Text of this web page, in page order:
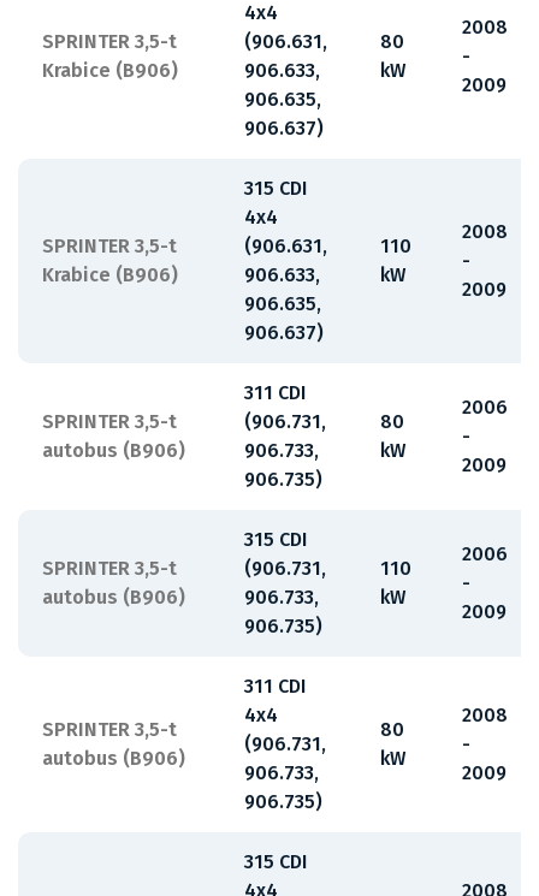
SPRINTER 3,5-t
Krabice (B906)
4x4
(906.631,
906.633,
906.635,
906.637)
80
kW
2008
-
2009
SPRINTER 3,5-t
Krabice (B906)
315 CDI
4x4
(906.631,
906.633,
906.635,
906.637)
110
kW
2008
-
2009
SPRINTER 3,5-t
autobus (B906)
311 CDI
(906.731,
906.733,
906.735)
80
kW
2006
-
2009
SPRINTER 3,5-t
autobus (B906)
315 CDI
(906.731,
906.733,
906.735)
110
kW
2006
-
2009
SPRINTER 3,5-t
autobus (B906)
311 CDI
4x4
(906.731,
906.733,
906.735)
80
kW
2008
-
2009
315 CDI
4x4
2008